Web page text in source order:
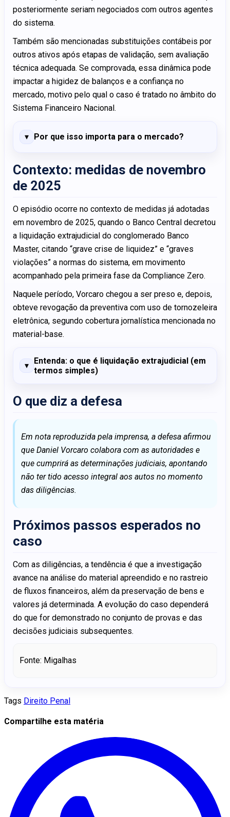
posteriormente seriam negociados com outros agentes
do sistema.
Também são mencionadas substituições contábeis por
outros ativos após etapas de validação, sem avaliação
técnica adequada. Se comprovada, essa dinâmica pode
impactar a higidez de balanços e a confiança no
mercado, motivo pelo qual o caso é tratado no âmbito do
Sistema Financeiro Nacional.
Por que isso importa para o mercado?
Contexto: medidas de novembro
de 2025
O episódio ocorre no contexto de medidas já adotadas
em novembro de 2025, quando o Banco Central decretou
a liquidação extrajudicial do conglomerado Banco
Master, citando “grave crise de liquidez” e “graves
violações” a normas do sistema, em movimento
acompanhado pela primeira fase da Compliance Zero.
Naquele período, Vorcaro chegou a ser preso e, depois,
obteve revogação da preventiva com uso de tornozeleira
eletrônica, segundo cobertura jornalística mencionada no
material-base.
Entenda: o que é liquidação extrajudicial (em
termos simples)
O que diz a defesa
Em nota reproduzida pela imprensa, a defesa afirmou
que Daniel Vorcaro colabora com as autoridades e
que cumprirá as determinações judiciais, apontando
não ter tido acesso integral aos autos no momento
das diligências.
Próximos passos esperados no
caso
Com as diligências, a tendência é que a investigação
avance na análise do material apreendido e no rastreio
de fluxos financeiros, além da preservação de bens e
valores já determinada. A evolução do caso dependerá
do que for demonstrado no conjunto de provas e das
decisões judiciais subsequentes.
Fonte: Migalhas
Tags Direito Penal
Compartilhe esta matéria